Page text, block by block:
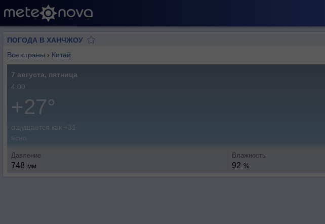
ПОГОДА В ХАНЧЖОУ
Все страны › Китай
7 августа, пятница
4:00
+27°
ощущается как +31
ясно
Давление
748 мм
Влажность
92 %